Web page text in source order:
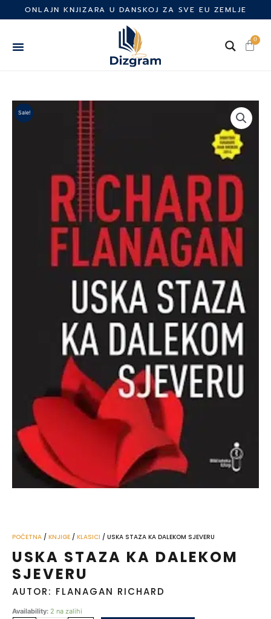
to
ONLAJN KNJIZARA U DANSKOJ ZA SVE EU ZEMLJE
0
Cart
Sale!
POČETNA / KNJIGE / KLASICI / USKA STAZA KA DALEKOM SJEVERU
USKA STAZA KA DALEKOM
SJEVERU
AUTOR: FLANAGAN RICHARD
Availability: 2 na zalihi
Uska